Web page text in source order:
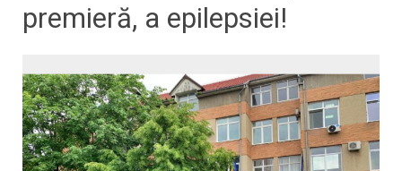
premieră, a epilepsiei!